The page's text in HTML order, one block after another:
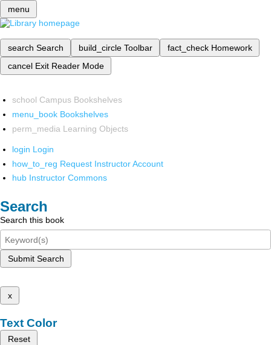
menu
search Search build_circle Toolbar fact_check Homework
cancel Exit Reader Mode
school Campus Bookshelves
menu_book Bookshelves
perm_media Learning Objects
login Login
how_to_reg Request Instructor Account
hub Instructor Commons
Search
Search this book
Submit Search
x
Text Color
Reset